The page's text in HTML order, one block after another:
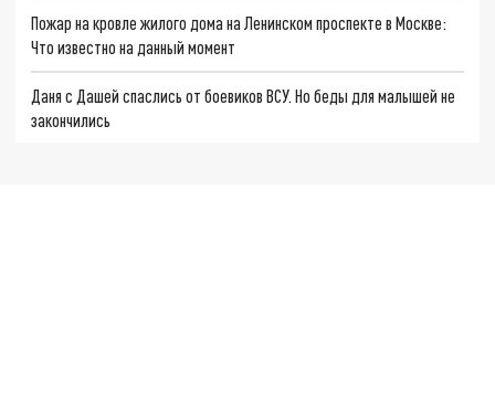
Пожар на кровле жилого дома на Ленинском проспекте в Москве:
Что известно на данный момент
Даня с Дашей спаслись от боевиков ВСУ. Но беды для малышей не
закончились